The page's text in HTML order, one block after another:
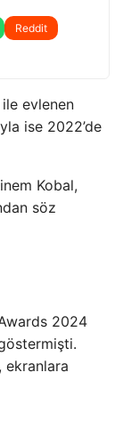
Reddit
ile evlenen
ise 2022’de
Kobal,
söz
2024
ekranlara